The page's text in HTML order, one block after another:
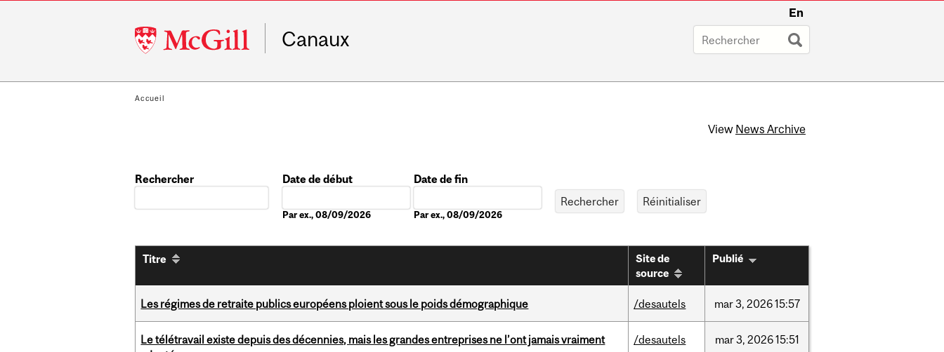
McGill
University
En
Canaux
Accueil
View News Archive
Rechercher
Date de début
Par ex., 08/09/2026
Date de fin
Par ex., 08/09/2026
Titre
Site de
source
Publié
Les régimes de retraite publics européens ploient sous le poids démographique /desautels mar3, 202615:57
Le télétravail existe depuis des décennies, mais les grandes entreprises ne l’ont jamais vraiment
/desautels mar3, 202615:51